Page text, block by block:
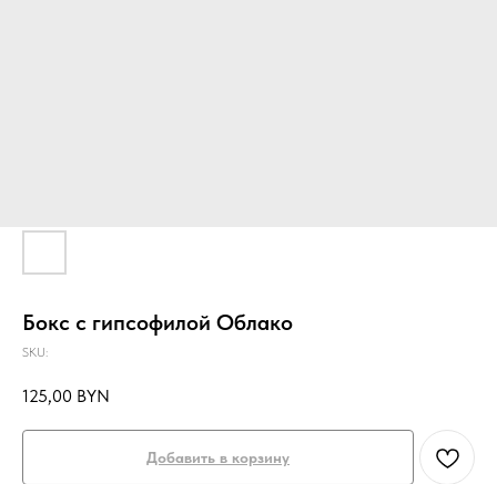
Бокс с гипсофилой Облако
SKU:
125,00 BYN
Добавить в корзину